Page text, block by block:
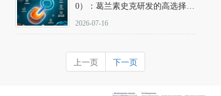
0）：葛兰素史克研发的高选择
抗剂，被广泛视为研究PPARδ核
靶点药理机制的金标准化学探
针。
2026-07-16
上一页 下一页